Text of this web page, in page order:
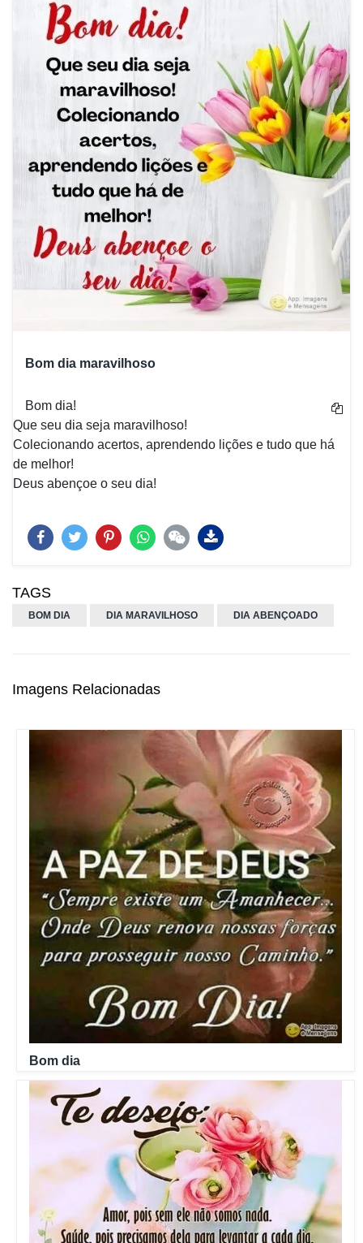
Bom dia maravilhoso
Bom dia!
Que seu dia seja maravilhoso!
Colecionando acertos, aprendendo lições e tudo que há
de melhor!
Deus abençoe o seu dia!
TAGS
BOM DIA DIA MARAVILHOSO DIA ABENÇOADO
Imagens Relacionadas
Bom dia